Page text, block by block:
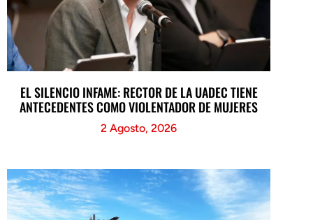
EL SILENCIO INFAME: RECTOR DE LA UADEC TIENE
ANTECEDENTES COMO VIOLENTADOR DE MUJERES
2 Agosto, 2026